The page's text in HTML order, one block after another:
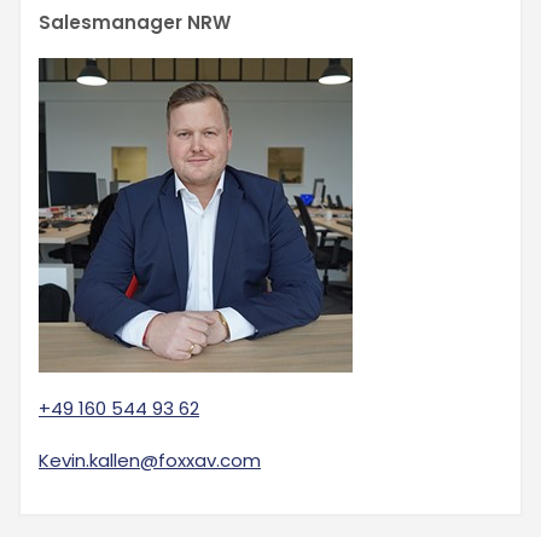
Salesmanager NRW
+49 160 544 93 62
Kevin.kallen@foxxav.com